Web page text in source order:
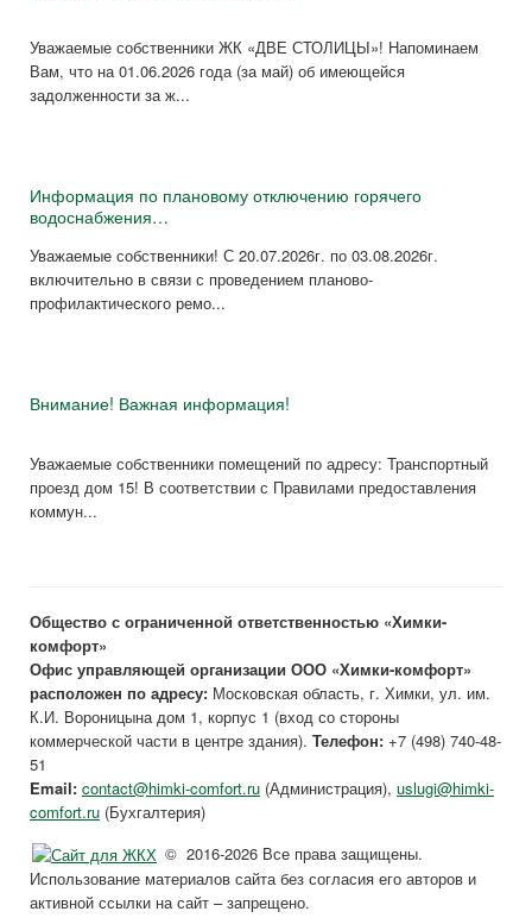
Уважаемые собственники ЖК «ДВЕ СТОЛИЦЫ»! Напоминаем
Вам, что на 01.06.2026 года (за май) об имеющейся
задолженности за ж...
Информация по плановому отключению горячего
водоснабжения…
Уважаемые собственники! С 20.07.2026г. по 03.08.2026г.
включительно в связи с проведением планово-
профилактического ремо...
Внимание! Важная информация!
Уважаемые собственники помещений по адресу: Транспортный
проезд дом 15! В соответствии с Правилами предоставления
коммун...
Общество с ограниченной ответственностью «Химки-
комфорт»
Офис управляющей организации ООО «Химки-комфорт»
расположен по адресу: Московская область, г. Химки, ул. им.
К.И. Вороницына дом 1, корпус 1 (вход со стороны
коммерческой части в центре здания). Телефон: +7 (498) 740-48-
51
Email: contact@himki-comfort.ru (Администрация), uslugi@himki-
comfort.ru (Бухгалтерия)
© 2016-2026 Все права защищены.
Использование материалов сайта без согласия его авторов и
активной ссылки на сайт – запрещено.